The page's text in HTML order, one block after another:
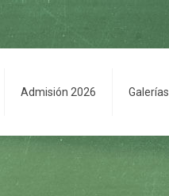
Admisión 2026 Galerías